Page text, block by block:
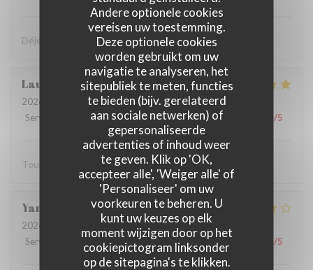
Andere optionele cookies
vereisen uw toestemming.
Deze optionele cookies
worden gebruikt om uw
navigatie te analyseren, het
sitepubliek te meten, functies
te bieden (bijv. gerelateerd
aan sociale netwerken) of
gepersonaliseerde
advertenties of inhoud weer
te geven. Klik op 'OK,
accepteer alle', 'Weiger alle' of
'Personaliseer' om uw
voorkeuren te beheren. U
kunt uw keuzes op elk
moment wijzigen door op het
cookiepictogram linksonder
op de sitepagina's te klikken.
Déjeuner très sympa et très bon dans la cour intérieure
Laurent
2026-07-27
- 12:15 - Gasten 2
Service
Atmosfeer:5/5 Keuken:5/5 Kwaliteit / Prijs /5
Tout est parfait
Yannick
2026-07-19
- 12:15 - Gasten 2
Service
Atmosfeer : /5 Keuken: 4 Kwaliteit / Prijs /5